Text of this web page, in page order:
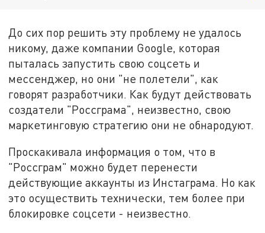
До сих пор решить эту проблему не удалось
никому, даже компании Google, которая
пыталась запустить свою соцсеть и
мессенджер, но они "не полетели", как
говорят разработчики. Как будут действовать
создатели "Россграма", неизвестно, свою
маркетинговую стратегию они не обнародуют.
Проскакивала информация о том, что в
"Россграм" можно будет перенести
действующие аккаунты из Инстаграма. Но как
это осуществить технически, тем более при
блокировке соцсети - неизвестно.